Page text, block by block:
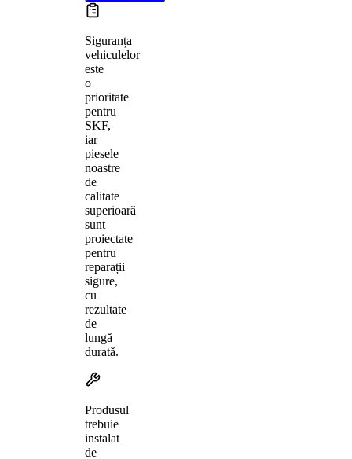
Siguranța
vehiculelor
este
o
prioritate
pentru
SKF,
iar
piesele
noastre
de
calitate
superioară
sunt
proiectate
pentru
reparații
sigure,
cu
rezultate
de
lungă
durată.
Produsul
trebuie
instalat
de